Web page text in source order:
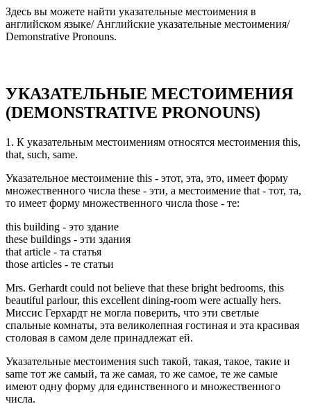
Здесь вы можете найти указательные местоимения в
английском языке/ Английские указательные местоимения/
Demonstrative Pronouns.
УКАЗАТЕЛЬНЫЕ МЕСТОИМЕНИЯ
(DEMONSTRATIVE PRONOUNS)
1. К указательным местоимениям относятся местоимения this,
that, such, same.
Указательное местоимение this - этот, эта, это, имеет форму
множественного числа these - эти, а местоимение that - тот, та,
то имеет форму множественного числа those - тe:
this building - это здание
these buildings - эти здания
that article - та статья
those articles - те статьи
Mrs. Gerhardt could not believe that these bright bedrooms, this
beautiful parlour, this excellent dining-room were actually hers.
Миссис Герхардт не могла поверить, что эти светлые
спальные комнаты, эта великолепная гостиная и эта красивая
столовая в самом деле принадлежат ей.
Указательные местоимения such такой, такая, такое, такие и
same тот же самый, та же самая, то же самое, те же самые
имеют одну форму для единственного и множественного
числа.